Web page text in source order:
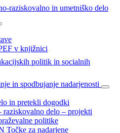
raziskovalno in umetniško delo
v knjižnici
politik in socialnih
in spodbujanje nadarjenosti
in pretekli dogodki
raziskovalno delo – projekti
politike
Točke za nadarjene